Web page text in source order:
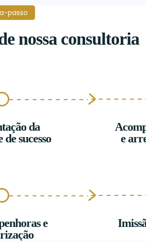
passo
nossa consultoria
da
sucesso
e
e